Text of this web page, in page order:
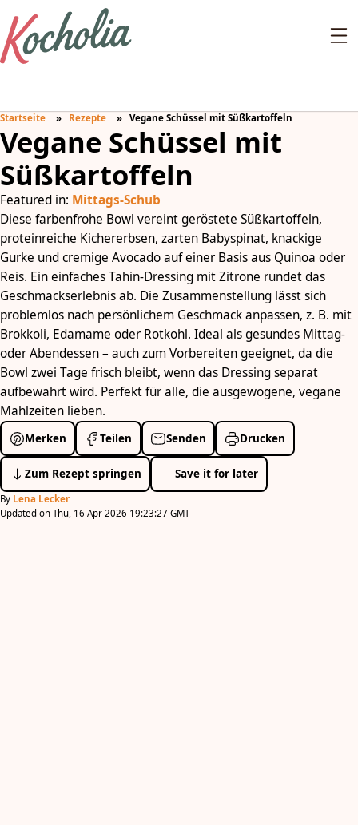
Startseite Rezepte Vegane Schüssel mit Süßkartoffeln
Vegane Schüssel mit
Süßkartoffeln
Featured in: Mittags-Schub
Diese farbenfrohe Bowl vereint geröstete Süßkartoffeln,
proteinreiche Kichererbsen, zarten Babyspinat, knackige
Gurke und cremige Avocado auf einer Basis aus Quinoa oder
Reis. Ein einfaches Tahin-Dressing mit Zitrone rundet das
Geschmackserlebnis ab. Die Zusammenstellung lässt sich
problemlos nach persönlichem Geschmack anpassen, z. B. mit
Brokkoli, Edamame oder Rotkohl. Ideal als gesundes Mittag-
oder Abendessen – auch zum Vorbereiten geeignet, da die
Bowl zwei Tage frisch bleibt, wenn das Dressing separat
aufbewahrt wird. Perfekt für alle, die ausgewogene, vegane
Mahlzeiten lieben.
Merken Teilen Senden Drucken
Zum Rezept springen Save it for later
By Lena Lecker
Updated on Thu, 16 Apr 2026 19:23:27 GMT